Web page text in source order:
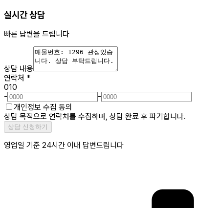
실시간 상담
빠른 답변을 드립니다
상담 내용
연락처 *
010
-
-
개인정보 수집 동의
상담 목적으로 연락처를 수집하며, 상담 완료 후 파기합니다.
상담 신청하기
영업일 기준 24시간 이내 답변드립니다